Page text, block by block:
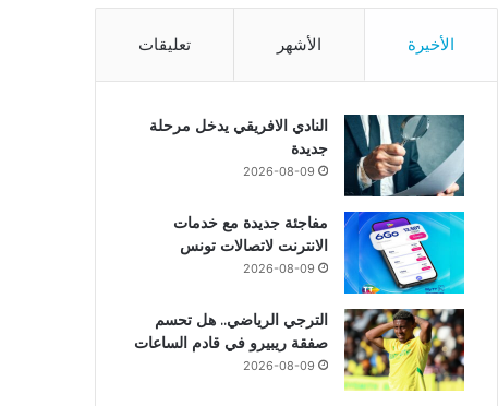
الأخيرة الأشهر تعليقات
النادي الافريقي يدخل مرحلة
جديدة
2026-08-09
مفاجئة جديدة مع خدمات
الانترنت لاتصالات تونس
2026-08-09
الترجي الرياضي.. هل تحسم
صفقة ريبيرو في قادم الساعات
2026-08-09